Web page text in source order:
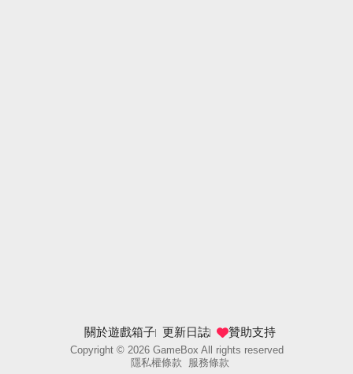
關於遊戲箱子 更新日誌 贊助支持
Copyright © 2026GameBox All rights reserved
隱私權條款
服務條款